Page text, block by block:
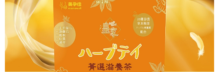
易，需依本服務之必要範圍內提供個人資料，並將交易相關給付款項請求債
權轉讓予恩沛科技股份有限公司。
２．關於個人資料處理事宜，請瀏覽以下網址：
https://aftee.tw/terms/#terms3
３．未成年的使用者請事先徵得法定代理人或監護人之同意方可使用
「AFTEE先享後付」，若未經同意申辦者引起之損失，本公司不負相關責
任。
４．使用「AFTEE先享後付」時，將依據個別帳號之用戶狀況，依本公司即